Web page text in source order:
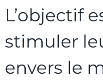
L’objectif
stimuler
envers le